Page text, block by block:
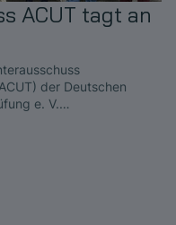
ACUT tagt an
der Deutschen
e. V.…